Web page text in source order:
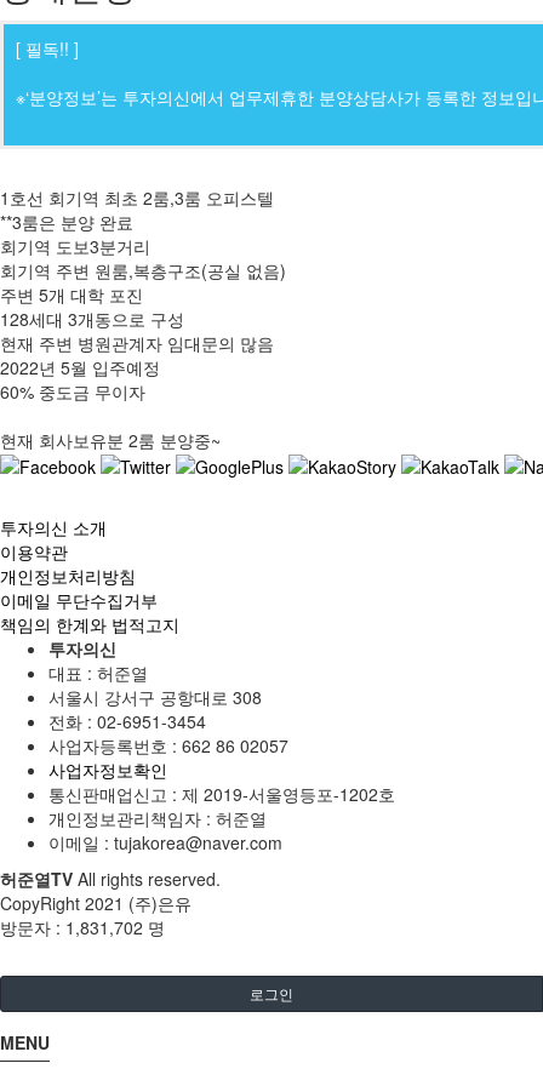
[ 필독!! ]
※‘분양정보’는 투자의신에서 업무제휴한 분양상담사가 등록한 정보입
1호선 회기역 최초 2룸,3룸 오피스텔
**3룸은 분양 완료
회기역 도보3분거리
회기역 주변 원룸,복층구조(공실 없음)
주변 5개 대학 포진
128세대 3개동으로 구성
현재 주변 병원관계자 임대문의 많음
2022년 5월 입주예정
60% 중도금 무이자
현재 회사보유분 2룸 분양중~
투자의신 소개
이용약관
개인정보처리방침
이메일 무단수집거부
책임의 한계와 법적고지
투자의신
대표 : 허준열
서울시 강서구 공항대로 308
전화 : 02-6951-3454
사업자등록번호 : 662 86 02057
사업자정보확인
통신판매업신고 : 제 2019-서울영등포-1202호
개인정보관리책임자 : 허준열
이메일 : tujakorea@naver.com
허준열TV All rights reserved.
CopyRight 2021 (주)은유
방문자 : 1,831,702 명
로그인
MENU